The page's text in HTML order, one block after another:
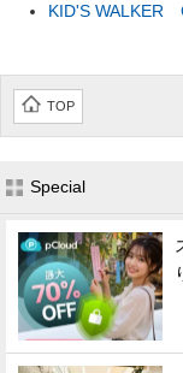
KID'S WALKER
TOP
Special